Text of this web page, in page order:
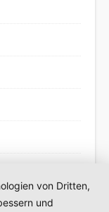
von Dritten,
und